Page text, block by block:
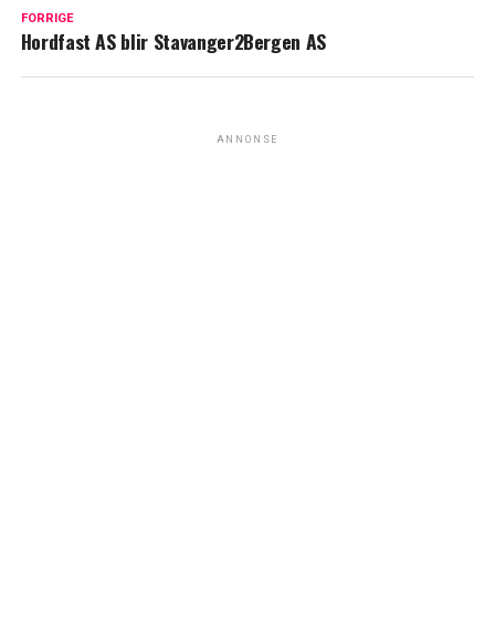
FORRIGE
Hordfast AS blir Stavanger2Bergen AS
ANNONSE